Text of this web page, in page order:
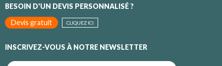
BESOIN D'UN DEVIS PERSONNALISÉ ?
Devis gratuit
CLIQUEZ ICI
INSCRIVEZ-VOUS À NOTRE NEWSLETTER